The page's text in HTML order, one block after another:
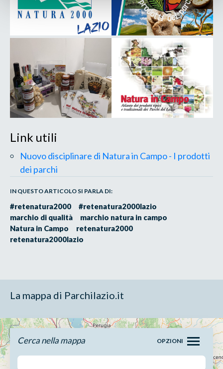
Link utili
Nuovo disciplinare di Natura in Campo - I prodotti
dei parchi
IN QUESTO ARTICOLO SI PARLA DI:
#retenatura2000
#retenatura2000lazio
marchio di qualità
marchio natura in campo
Natura in Campo
retenatura2000
retenatura2000lazio
La mappa di Parchilazio.it
Cerca nella mappa OPZIONI